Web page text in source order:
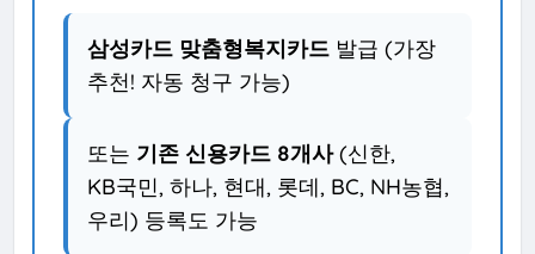
삼성카드 맞춤형복지카드 발급 (가장
추천! 자동 청구 가능)
또는 기존 신용카드 8개사(신한,
KB국민, 하나, 현대, 롯데, BC, NH농협,
우리) 등록도 가능